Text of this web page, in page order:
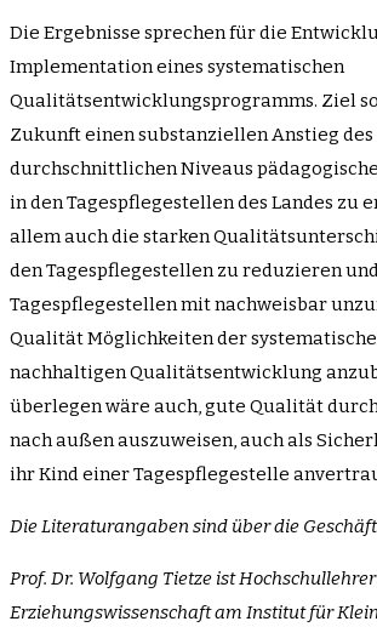
Die Ergebnisse sprechen für die
Implementation eines systematischen
Qualitätsentwicklungsprogramms. Ziel
Zukunft einen substanziellen Anstieg des
durchschnittlichen Niveaus
in den Tagespflegestellen des Landes zu
allem auch die starken
den Tagespflegestellen zu reduzieren
Tagespflegestellen mit nachweisbar
Qualität Möglichkeiten der
nachhaltigen Qualitätsentwicklung
überlegen wäre auch, gute Qualität
nach außen auszuweisen, auch als
ihr Kind einer Tagespflegestelle
Die Literaturangaben sind über die
Prof. Dr. Wolfgang Tietze ist
Erziehungswissenschaft am Institut für